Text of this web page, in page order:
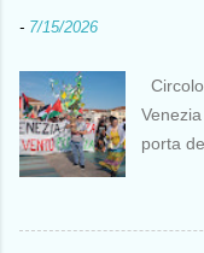
- 7/15/2026
porta
di
per tutti